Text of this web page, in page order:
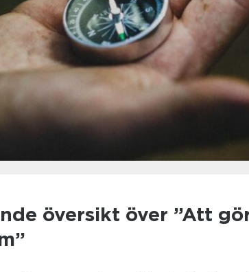
översikt över ”Att